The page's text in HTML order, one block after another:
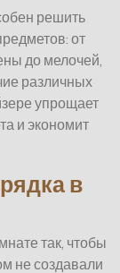
решить
от
до мелочей,
различных
упрощает
и экономит
в
так, чтобы
не создавали